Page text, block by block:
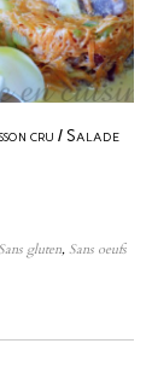
cru / Salade
gluten, Sans oeufs